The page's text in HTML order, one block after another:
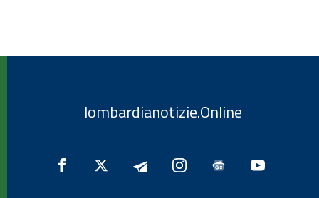
lombardianotizie.Online